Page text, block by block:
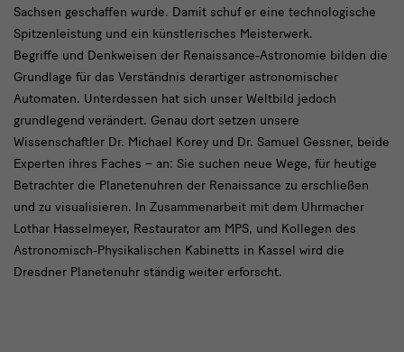
Sachsen geschaffen wurde. Damit schuf er eine technologische
Spitzenleistung und ein künstlerisches Meisterwerk.
Begriffe und Denkweisen der Renaissance-Astronomie bilden die
Grundlage für das Verständnis derartiger astronomischer
Automaten. Unterdessen hat sich unser Weltbild jedoch
grundlegend verändert. Genau dort setzen unsere
Wissenschaftler Dr. Michael Korey und Dr. Samuel Gessner, beide
Experten ihres Faches – an: Sie suchen neue Wege, für heutige
Betrachter die Planetenuhren der Renaissance zu erschließen
und zu visualisieren. In Zusammenarbeit mit dem Uhrmacher
Lothar Hasselmeyer, Restaurator am MPS, und Kollegen des
Astronomisch-Physikalischen Kabinetts in Kassel wird die
Dresdner Planetenuhr ständig weiter erforscht.